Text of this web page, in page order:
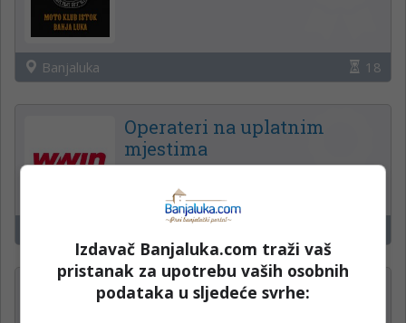
Banjaluka 18
Operateri na uplatnim
mjestima
Čelinac, Kneževo, Derventa
Administrativni radnik u
Izdavač Banjaluka.com traži vaš
pristanak za upotrebu vaših osobnih
podataka u sljedeće svrhe: